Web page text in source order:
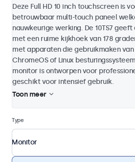
Deze Full HD 10 inch touchscreen is
betrouwbaar multi-touch paneel
nauwkeurige werking. De 10TS7
met een ruime kijkhoek van 178
met apparaten die gebruikmaken van
ChromeOS of Linux
monitor is ontworpen voor
geschikt voor intensief gebruik.
Toon meer
Type
Monitor